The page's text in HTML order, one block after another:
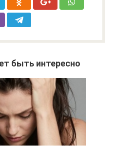
быть интересно